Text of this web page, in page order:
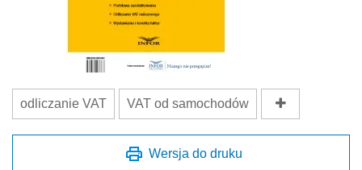
odliczanie VAT VAT od samochodów
Wersja do druku